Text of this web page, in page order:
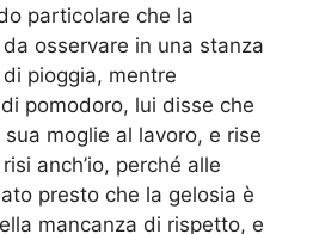
particolare che la
osservare in una stanza
pioggia, mentre
pomodoro, lui disse che
moglie al lavoro, e rise
anch’io, perché alle
presto che la gelosia è
mancanza di rispetto, e